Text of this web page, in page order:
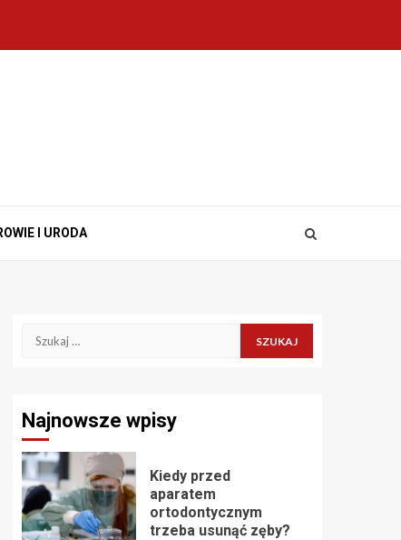
I URODA
Szukaj:
Najnowsze wpisy
Kiedy przed
aparatem
ortodontycznym
trzeba usunąć zęby?